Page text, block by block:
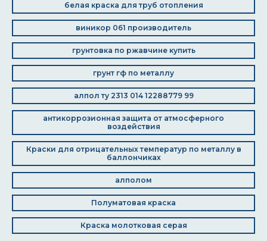
белая краска для труб отопления
виникор 061 производитель
грунтовка по ржавчине купить
грунт гф по металлу
алпол ту 2313 014 12288779 99
антикоррозионная защита от атмосферного
воздействия
Краски для отрицательных температур по металлу в
баллончиках
алполом
Полуматовая краска
Краска молотковая серая